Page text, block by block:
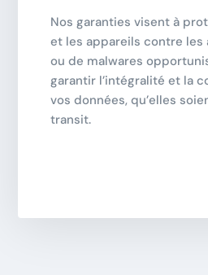
Nos garanties visent à
et les appareils contre
ou de malwares
garantir l’intégralité et la
vos données, qu’elles
transit.